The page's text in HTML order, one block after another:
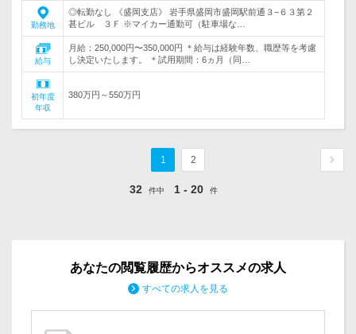
勤務地
◎転勤なし 《盛岡支店》 岩手県盛岡市盛岡駅前通３−６３第２
甚ビル ３Ｆ ※マイカー通勤可（駐車場な…
給与
月給：250,000円〜350,000円 ＊給与は経験年数、職歴等を考慮
し決定いたします。 ＊試用期間：6ヵ月（同…
初年度
年収
380万円～550万円
1 2
32 件中 1 - 20 件
あなたの閲覧履歴からオススメの求人
すべての求人を見る